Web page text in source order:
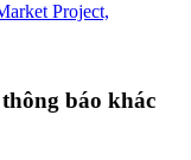
Project,
báo khác